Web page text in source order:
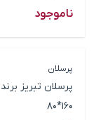
ناموجود
پرسلان
پرسلان تبریز
160*80